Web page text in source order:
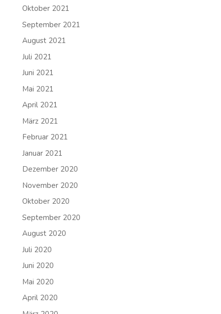
Oktober 2021
September 2021
August 2021
Juli 2021
Juni 2021
Mai 2021
April 2021
März 2021
Februar 2021
Januar 2021
Dezember 2020
November 2020
Oktober 2020
September 2020
August 2020
Juli 2020
Juni 2020
Mai 2020
April 2020